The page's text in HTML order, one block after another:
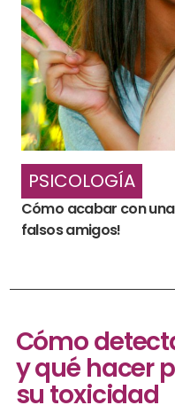
PSICOLOGÍA
Cómo acabar con
falsos amigos!
Cómo
y qué hacer
su toxicidad